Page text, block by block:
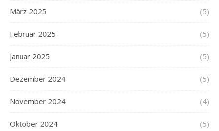
März 2025 (5)
Februar 2025 (5)
Januar 2025 (5)
Dezember 2024 (5)
November 2024 (4)
Oktober 2024 (5)